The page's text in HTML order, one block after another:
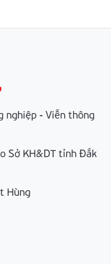
nghiệp - Viễn thông
Sở KH&DT tỉnh Đắk
Hùng